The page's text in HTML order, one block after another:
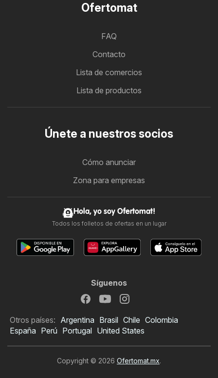
Ofertomat
FAQ
Contacto
Lista de comercios
Lista de productos
Únete a nuestros socios
Cómo anunciar
Zona para empresas
Hola, yo soy Ofertomat!
Todos los folletos de ofertas en un lugar
Síguenos
Otros países: Argentina Brasil Chile Colombia
España Perú Portugal United States
Copyright © 2026 Ofertomat.mx.